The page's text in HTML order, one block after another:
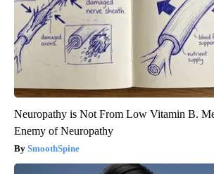
Neuropathy is Not From Low Vitamin B.
Enemy of Neuropathy
SmoothSpine